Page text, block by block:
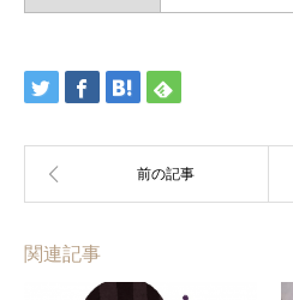
関連記事